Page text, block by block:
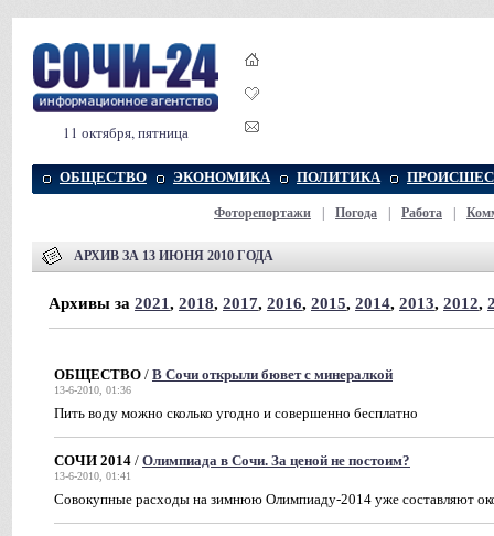
11 октября, пятница
ОБЩЕСТВО ЭКОНОМИКА ПОЛИТИКА
Фоторепортажи Погода Работа
АРХИВ ЗА 13 ИЮНЯ 2010 ГОДА
Архивы за 2021, 2018, 2017, 2016, 2015, 2014, 2013, 2012,
ОБЩЕСТВО / В Сочи открыли бювет с минералкой
13-6-2010, 01:36
Пить воду можно сколько угодно и совершенно бесплатно
СОЧИ 2014 / Олимпиада в Сочи. За ценой не постоим?
13-6-2010, 01:41
Совокупные расходы на зимнюю Олимпиаду-2014 уже составляют